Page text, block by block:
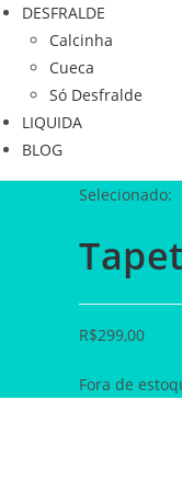
DESFRALDE
Calcinha
Cueca
Só Desfralde
LIQUIDA
BLOG
Selecionado:
R$299,00
Fora de